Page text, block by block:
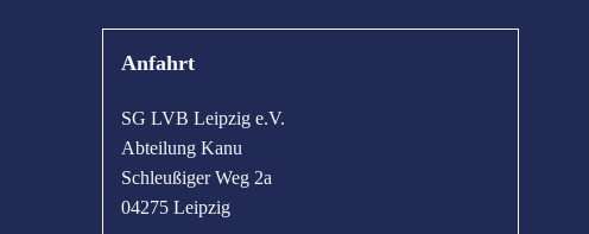
Anfahrt
SG LVB Leipzig e.V.
Abteilung Kanu
Schleußiger Weg 2a
04275 Leipzig